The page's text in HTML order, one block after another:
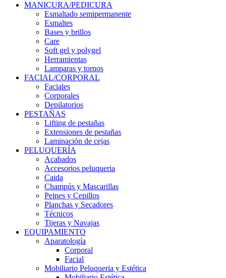
MANICURA/PEDICURA
Esmaltado semipermanente
Esmaltes
Bases y brillos
Care
Soft gel y polygel
Herramientas
Lamparas y tornos
FACIAL/CORPORAL
Faciales
Corporales
Depilatorios
PESTAÑAS
Lifting de pestañas
Extensiones de pestañas
Laminación de cejas
PELUQUERÍA
Acabados
Accesorios peluqueria
Caida
Champús y Mascarillas
Peines y Cepillos
Planchas y Secadores
Técnicos
Tijeras y Navajas
EQUIPAMIENTO
Aparatología
Corporal
Facial
Mobiliario Peluqueria y Estética